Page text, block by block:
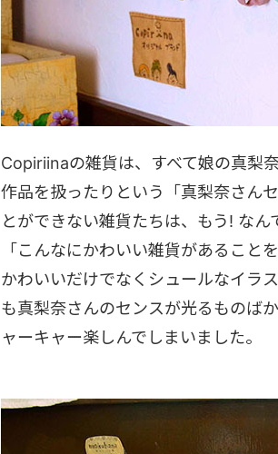
Copiriinaの雑貨は、すべて娘の真梨
作品を扱ったりという「真梨奈さん
とができない雑貨たちは、もう! な
「こんなにかわいい雑貨があること
かわいいだけでなくシュールなイラ
も真梨奈さんのセンスが光るものば
ャーキャー楽しんでしまいました。